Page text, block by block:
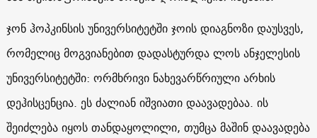
ჯონ ჰოპკინსის უნივერსიტეტში ჯოის დიაგნოზი დაუსვეს,
რომელიც მოგვიანებით დადასტურდა ლოს ანჯელესის
უნივერსიტეტში: ორმხრივი ნახევარწრიული არხის
დეჰისცენცია. ეს ძალიან იშვიათი დაავადებაა. ის
შეიძლება იყოს თანდაყოლილი, თუმცა მაშინ დაავადება